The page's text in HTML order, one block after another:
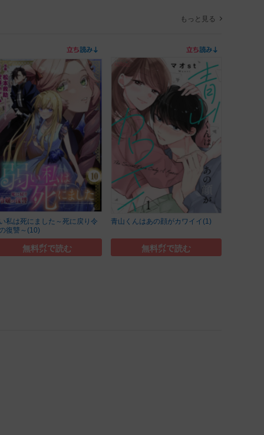
もっと見る
私は死にました～死に戻り令
復讐～(10)
無料㌽で読む
青山くんはあの顔がカワイイ(1)
無料㌽で読む